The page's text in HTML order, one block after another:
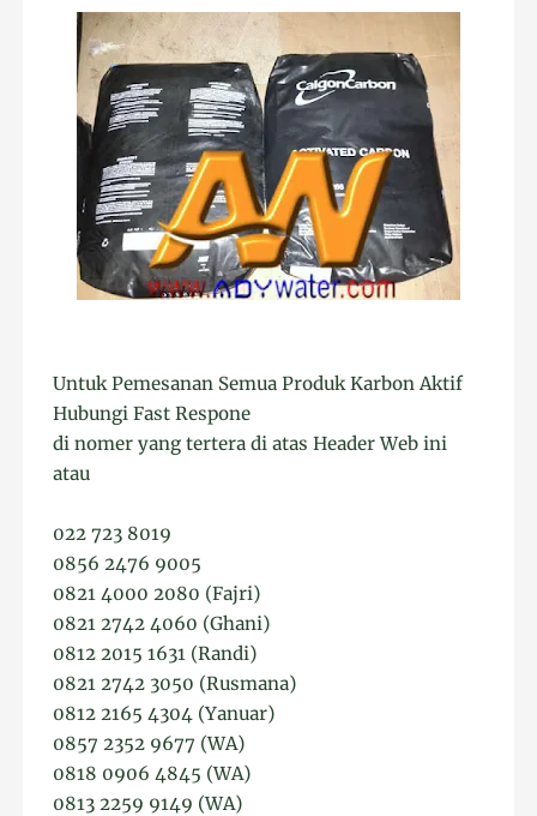
Untuk Pemesanan Semua Produk Karbon Aktif
Hubungi Fast Respone
di nomer yang tertera di atas Header Web ini
atau
022 723 8019
0856 2476 9005
0821 4000 2080 (Fajri)
0821 2742 4060 (Ghani)
0812 2015 1631 (Randi)
0821 2742 3050 (Rusmana)
0812 2165 4304 (Yanuar)
0857 2352 9677 (WA)
0818 0906 4845 (WA)
0813 2259 9149 (WA)